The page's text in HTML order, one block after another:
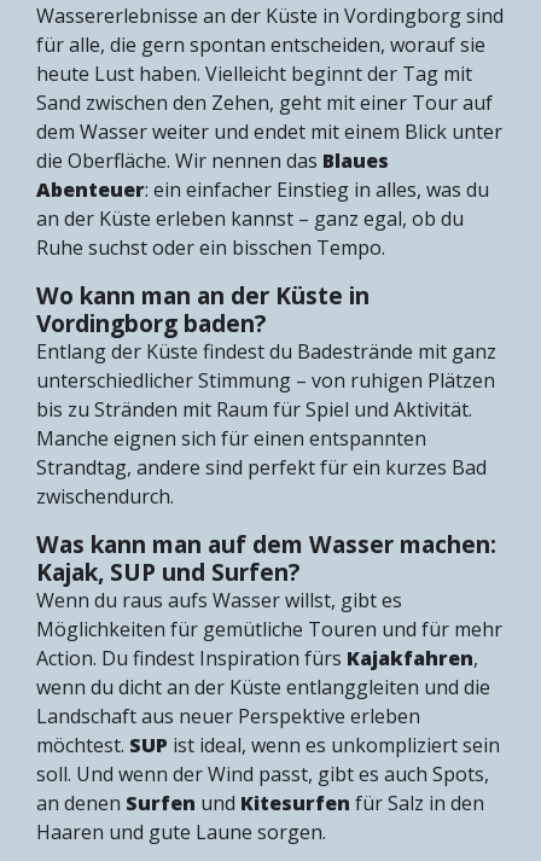
Wassererlebnisse an der Küste in Vordingborg sind
für alle, die gern spontan entscheiden, worauf sie
heute Lust haben. Vielleicht beginnt der Tag mit
Sand zwischen den Zehen, geht mit einer Tour auf
dem Wasser weiter und endet mit einem Blick unter
die Oberfläche. Wir nennen das Blaues
Abenteuer: ein einfacher Einstieg in alles, was du
an der Küste erleben kannst – ganz egal, ob du
Ruhe suchst oder ein bisschen Tempo.
Wo kann man an der Küste in
Vordingborg baden?
Entlang der Küste findest du Badestrände mit ganz
unterschiedlicher Stimmung – von ruhigen Plätzen
bis zu Stränden mit Raum für Spiel und Aktivität.
Manche eignen sich für einen entspannten
Strandtag, andere sind perfekt für ein kurzes Bad
zwischendurch.
Was kann man auf dem Wasser machen:
Kajak, SUP und Surfen?
Wenn du raus aufs Wasser willst, gibt es
Möglichkeiten für gemütliche Touren und für mehr
Action. Du findest Inspiration fürs Kajakfahren,
wenn du dicht an der Küste entlanggleiten und die
Landschaft aus neuer Perspektive erleben
möchtest. SUP ist ideal, wenn es unkompliziert sein
soll. Und wenn der Wind passt, gibt es auch Spots,
an denen Surfen und Kitesurfen für Salz in den
Haaren und gute Laune sorgen.